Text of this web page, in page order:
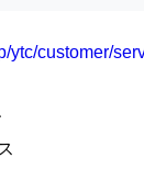
ytc/customer/